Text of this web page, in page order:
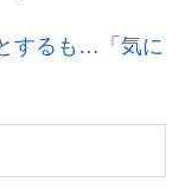
するも…「気に